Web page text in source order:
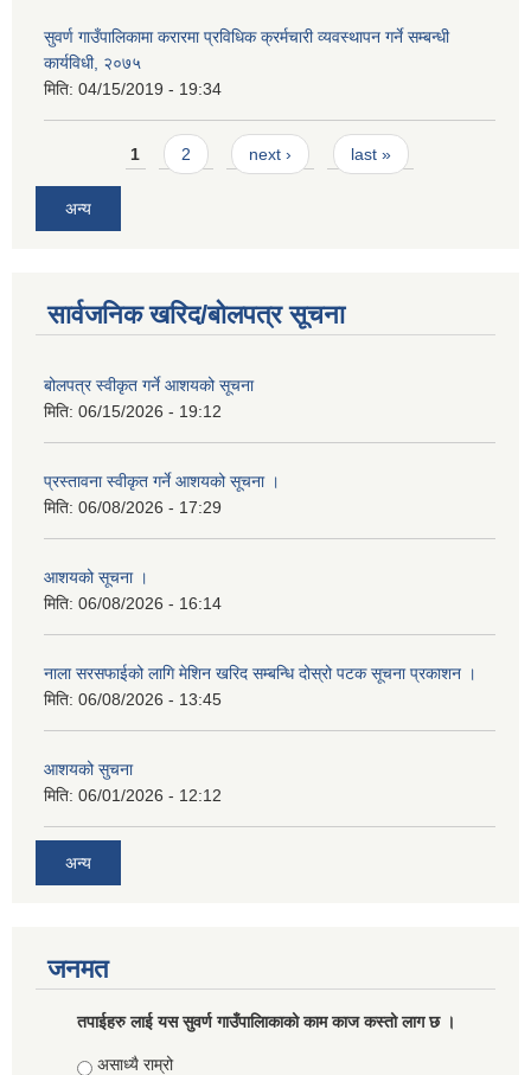
सुवर्ण गाउँपालिकामा करारमा प्रविधिक क्रर्मचारी व्यवस्थापन गर्ने सम्बन्धी
कार्यविधी, २०७५
मिति: 04/15/2019 - 19:34
Pages1 2 next › last »
अन्य
सार्वजनिक खरिद/बोलपत्र सूचना
बोलपत्र स्वीकृत गर्ने आशयको सूचना
मिति: 06/15/2026 - 19:12
प्रस्तावना स्वीकृत गर्ने आशयको सूचना ।
मिति: 06/08/2026 - 17:29
आशयको सूचना ।
मिति: 06/08/2026 - 16:14
नाला सरसफाईको लागि मेशिन खरिद सम्बन्धि दोस्रो पटक सूचना प्रकाशन ।
मिति: 06/08/2026 - 13:45
आशयको सुचना
मिति: 06/01/2026 - 12:12
अन्य
जनमत
तपाईहरु लाई यस सुवर्ण गाउँपालिाकाको काम काज कस्तो लाग छ ।
Choices
असाध्यै राम्रो